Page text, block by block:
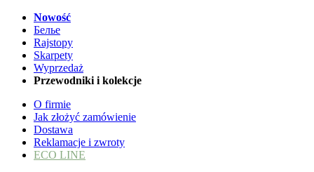
Nowość
Белье
Rajstopy
Skarpety
Wyprzedaż
Przewodniki i kolekcje
O firmie
Jak złożyć zamówienie
Dostawa
Reklamacje i zwroty
ECO LINE